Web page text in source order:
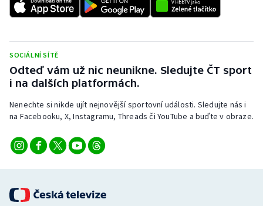
Ostatní
SOCIÁLNÍ SÍTĚ
Odteď vám už nic neunikne. Sledujte ČT sport
i na dalších platformách.
Nenechte si nikde ujít nejnovější sportovní události. Sledujte nás i
na Facebooku, X, Instagramu, Threads či YouTube a buďte v obraze.